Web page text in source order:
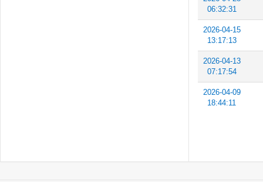
06:32:31
2026-04-15
13:17:13
2026-04-13
07:17:54
2026-04-09
18:44:11